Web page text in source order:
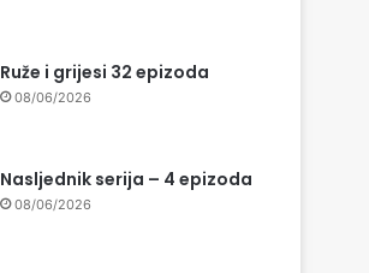
Ruže i grijesi 32 epizoda
08/06/2026
Nasljednik serija – 4 epizoda
08/06/2026